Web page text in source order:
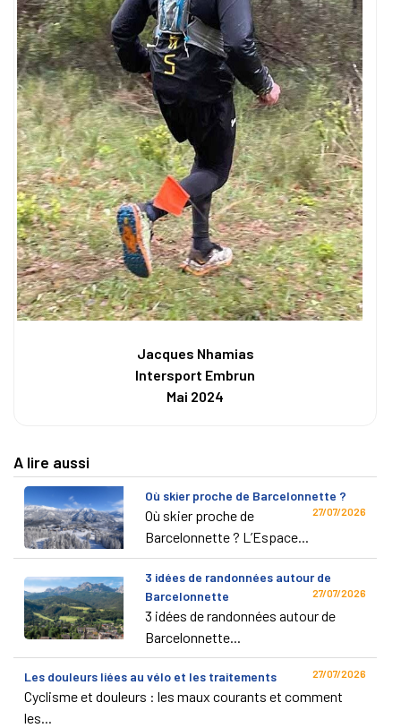
Jacques Nhamias
Intersport Embrun
Mai 2024
A lire aussi
Où skier proche de Barcelonnette ?
27/07/2026
Où skier proche de
Barcelonnette ? L’Espace...
3 idées de randonnées autour de
Barcelonnette
27/07/2026
3 idées de randonnées autour de
Barcelonnette...
Les douleurs liées au vélo et les traitements 27/07/2026
Cyclisme et douleurs : les maux courants et comment
les...